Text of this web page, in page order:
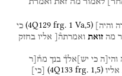
והיה] (4Q129 frg. 1 Va,5)
כי
מה זואת ואמרתה֯[ אליו בחזק
והי[ה כי יש]אלך֯ בנך מח֯[ר
אליו (4Q133 frg. 1,5) כי